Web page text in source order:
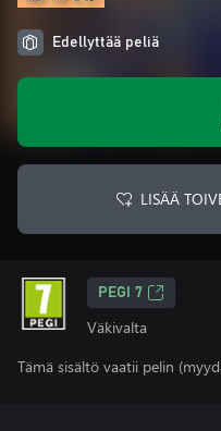
Edellyttää peliä
LISÄÄ
PEGI 7
Väkivalta
Tämä sisältö vaatii pelin